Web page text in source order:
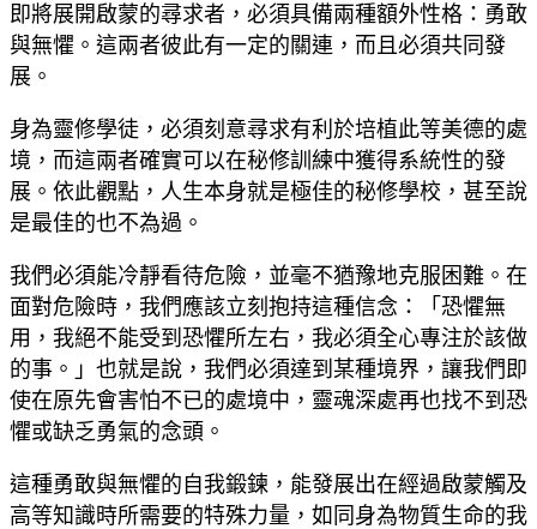
即將展開啟蒙的尋求者，必須具備兩種額外性格：勇敢
與無懼。這兩者彼此有一定的關連，而且必須共同發
展。
身為靈修學徒，必須刻意尋求有利於培植此等美德的處
境，而這兩者確實可以在秘修訓練中獲得系統性的發
展。依此觀點，人生本身就是極佳的秘修學校，甚至說
是最佳的也不為過。
我們必須能冷靜看待危險，並毫不猶豫地克服困難。在
面對危險時，我們應該立刻抱持這種信念：「恐懼無
用，我絕不能受到恐懼所左右，我必須全心專注於該做
的事。」也就是說，我們必須達到某種境界，讓我們即
使在原先會害怕不已的處境中，靈魂深處再也找不到恐
懼或缺乏勇氣的念頭。
這種勇敢與無懼的自我鍛鍊，能發展出在經過啟蒙觸及
高等知識時所需要的特殊力量，如同身為物質生命的我